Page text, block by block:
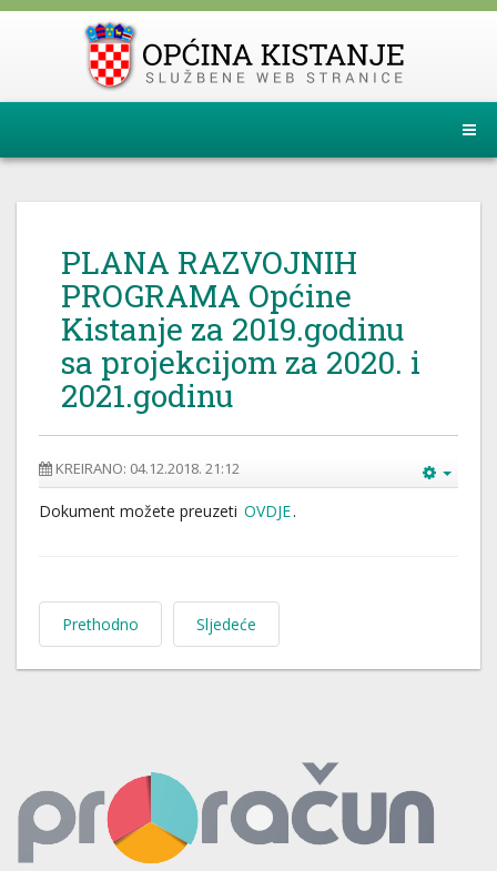
PLANA RAZVOJNIH
PROGRAMA Općine
Kistanje za 2019.godinu
sa projekcijom za 2020. i
2021.godinu
KREIRANO: 04.12.2018. 21:12
Dokument možete preuzeti OVDJE.
Prethodno Sljedeće